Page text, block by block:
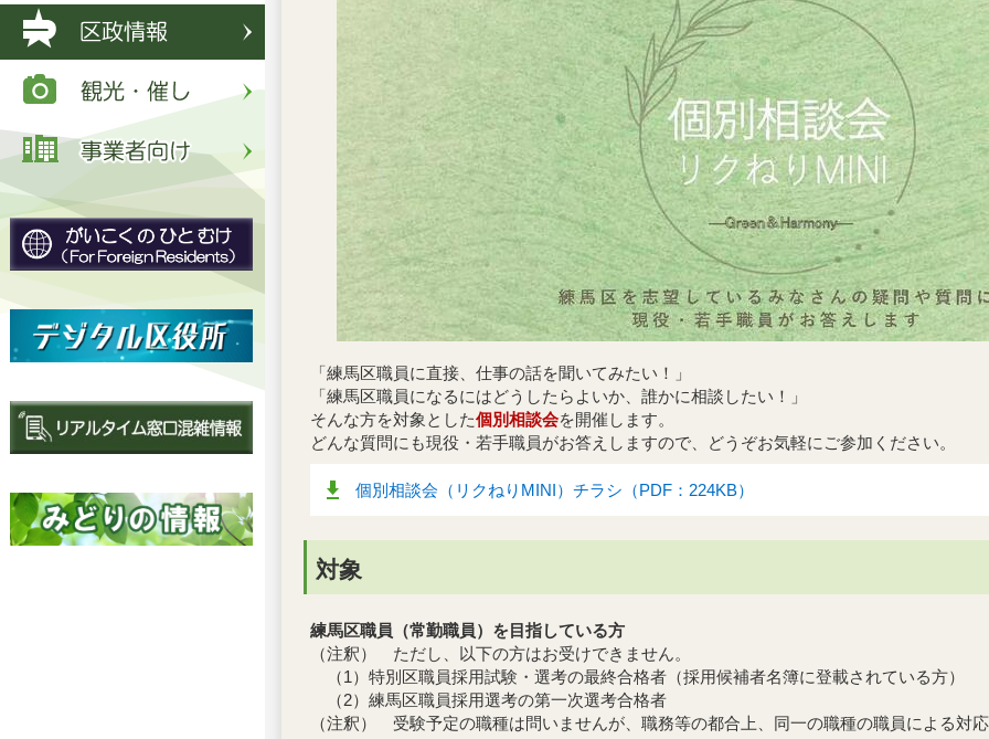
「練馬区職員に直接、仕事の話を聞いてみたい！」
「練馬区職員になるにはどうしたらよいか、誰かに相談したい！」
そんな方を対象とした個別相談会を開催します。
どんな質問にも現役・若手職員がお答えしますので、どうぞお気軽にご参加ください。
個別相談会（リクねりMINI）チラシ（PDF：224KB）
対象
練馬区職員（常勤職員）を目指している方
（注釈） ただし、以下の方はお受けできません。
（1）特別区職員採用試験・選考の最終合格者（採用候補者名簿に登載されている方）
（2）練馬区職員採用選考の第一次選考合格者
（注釈） 受験予定の職種は問いませんが、職務等の都合上、同一の職種の職員による対